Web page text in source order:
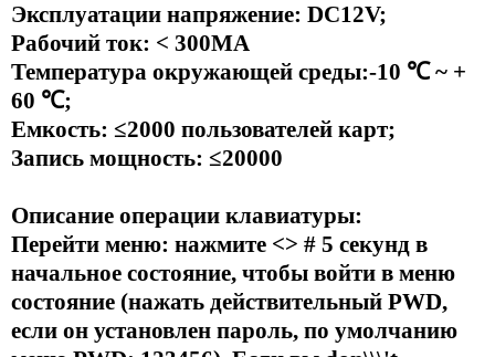
Эксплуатации напряжение: DC12V;
Рабочий ток: < 300MA
Температура окружающей среды:-10 ℃ ~ +
60 ℃;
Емкость: ≤2000 пользователей карт;
Запись мощность: ≤20000
Описание операции клавиатуры:
Перейти меню: нажмите <> # 5 секунд в
начальное состояние, чтобы войти в меню
состояние (нажать действительный PWD,
если он установлен пароль, по умолчанию